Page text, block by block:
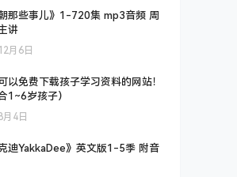
那些事儿》1-720集 mp3音频 周
讲
月6日
以免费下载孩子学习资料的网站！
1~6岁孩子）
月4日
克迪YakkaDee》英文版1-5季 附音